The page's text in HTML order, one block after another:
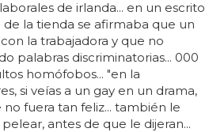
de irlanda... en un escrito
la tienda se afirmaba que un
la trabajadora y que no
palabras discriminatorias... 000
homófobos... "en la
si veías a un gay en un drama,
fuera tan feliz... también le
antes de que le dijeran...